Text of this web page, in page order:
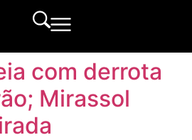
com derrota
Mirassol